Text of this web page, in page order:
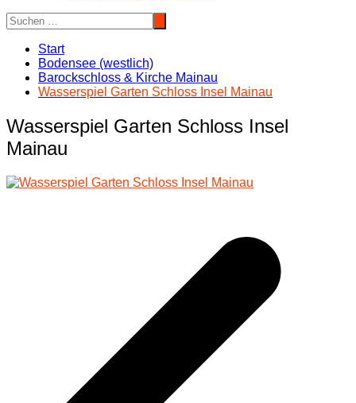
Start
Bodensee (westlich)
Barockschloss & Kirche Mainau
Wasserspiel Garten Schloss Insel Mainau
Wasserspiel Garten Schloss Insel
Mainau